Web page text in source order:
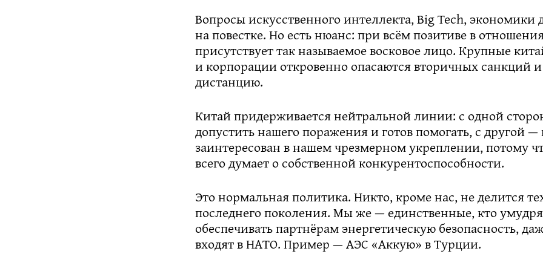
Вопросы искусственного интеллекта, Big Tech,
на повестке. Но есть нюанс: при всём позитиве в
присутствует так называемое восковое лицо. Крупные
и корпорации откровенно опасаются вторичных санкций
дистанцию.
Китай придерживается нейтральной линии: с одной
допустить нашего поражения и готов помогать, с другой —
заинтересован в нашем чрезмерном укреплении, потому
всего думает о собственной конкурентоспособности.
Это нормальная политика. Никто, кроме нас, не делится
последнего поколения. Мы же — единственные, кто
обеспечивать партнёрам энергетическую безопасность,
входят в НАТО. Пример — АЭС «Аккую» в Турции.